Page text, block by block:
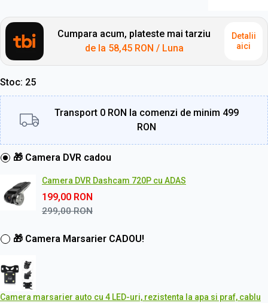
Cumpara acum, plateste mai tarziu
de la 58,45 RON / Luna
Detalii
aici
Stoc 25
Transport 0 RON la comenzi de minim 499
RON
🎁 Camera DVR cadou
Camera DVR Dashcam 720P cu ADAS
199,00 RON
299,00RON
🎁 Camera Marsarier CADOU!
Camera marsarier auto cu 4 LED-uri, rezistenta la apa si praf, cablu